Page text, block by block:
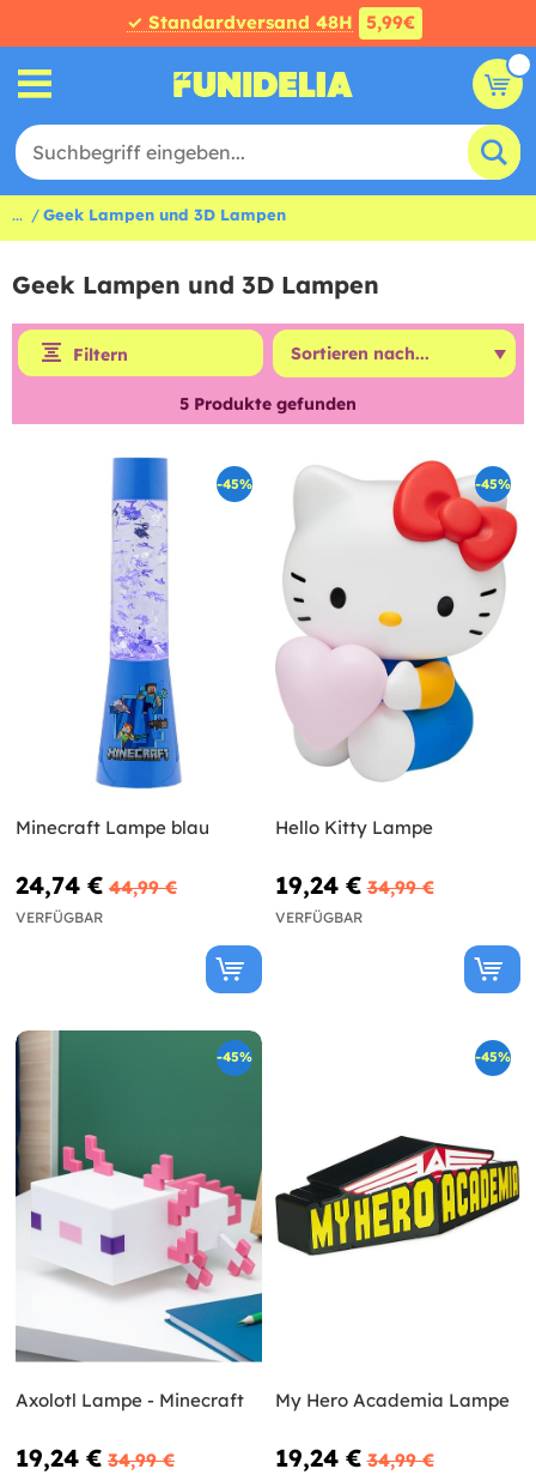
✓ Standardversand 48H 5,99€
... Geek Lampen und 3D Lampen
Geek Lampen und 3D Lampen
Filtern
5 Produkte gefunden
-45%
Minecraft Lampe blau
24,74 € 44,99 €
VERFÜGBAR
-45%
Hello Kitty Lampe
19,24 € 34,99 €
VERFÜGBAR
-45%
Axolotl Lampe - Minecraft
19,24 € 34,99 €
-45%
My Hero Academia Lampe
19,24 € 34,99 €